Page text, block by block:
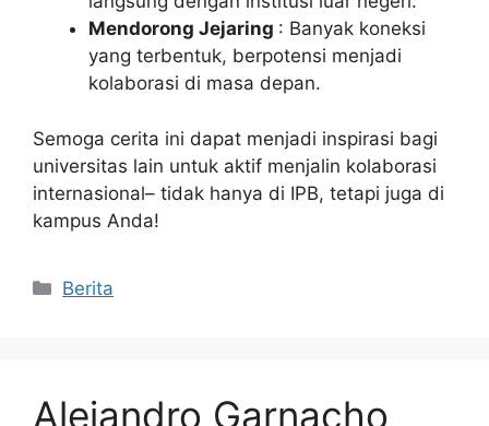
Mendorong Jejaring : Banyak koneksi
yang terbentuk, berpotensi menjadi
kolaborasi di masa depan.
Semoga cerita ini dapat menjadi inspirasi bagi
universitas lain untuk aktif menjalin kolaborasi
internasional– tidak hanya di IPB, tetapi juga di
kampus Anda!
Kategori
Berita
Alejandro Garnacho